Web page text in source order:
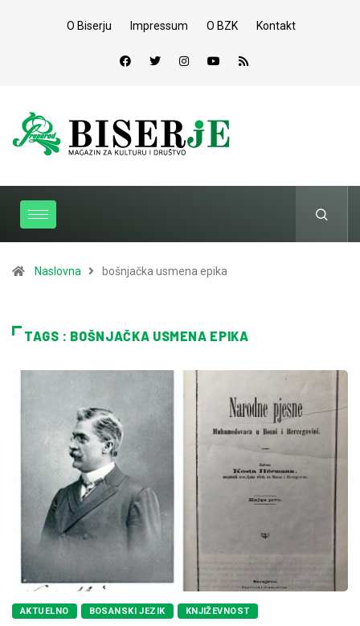
O Biserju Impressum O BZK Kontakt
Naslovna bošnjačka usmena epika
TAGS : BOŠNJAČKA USMENA EPIKA
AKTUELNO BOSANSKI JEZIK KNJIŽEVNOST